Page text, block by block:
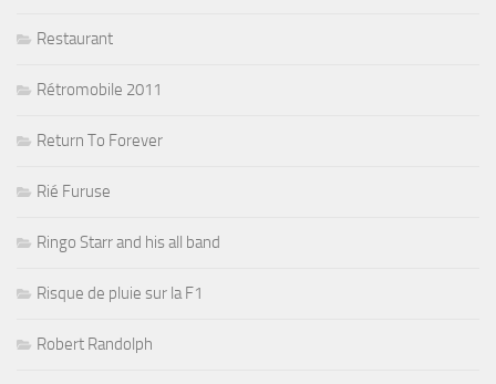
Restaurant
Rétromobile 2011
Return To Forever
Rié Furuse
Ringo Starr and his all band
Risque de pluie sur la F1
Robert Randolph